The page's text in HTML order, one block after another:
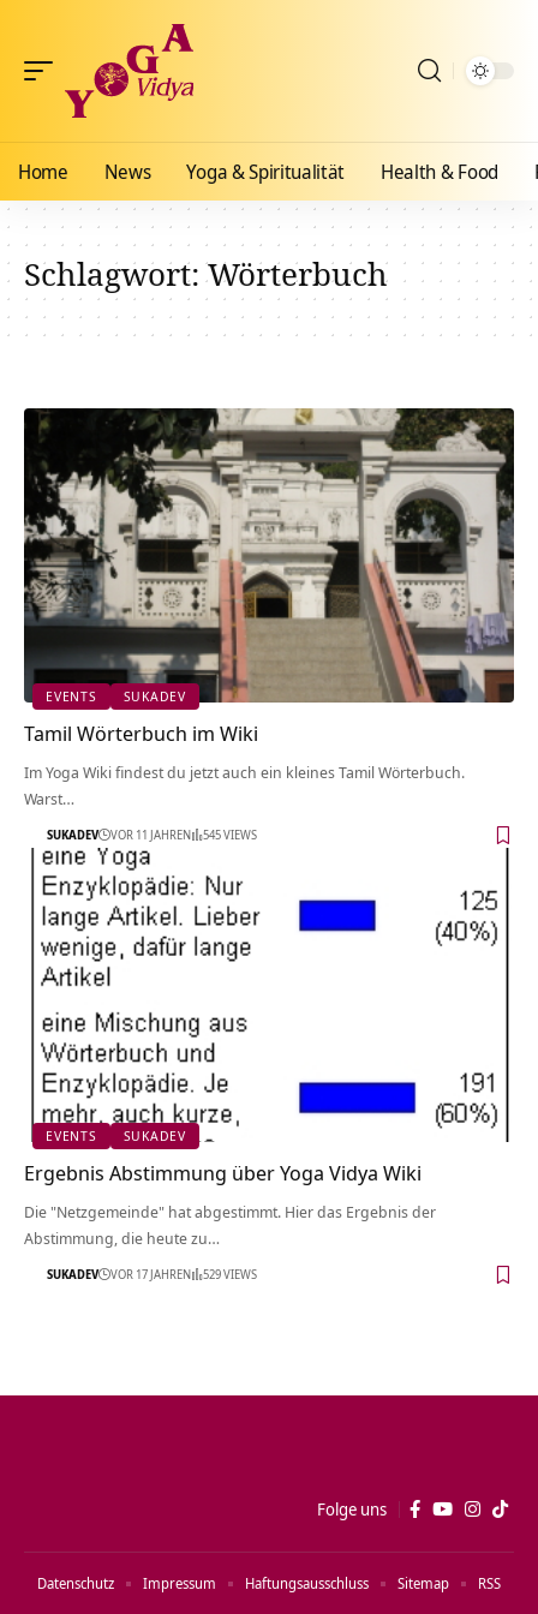
Home News Yoga & Spiritualität Health & Food
Schlagwort:Wörterbuch
EVENTS SUKADEV
Tamil Wörterbuch im Wiki
Im Yoga Wiki findest du jetzt auch ein kleines Tamil Wörterbuch.
Warst…
SUKADEV VOR 11 JAHREN 545 VIEWS
EVENTS SUKADEV
Ergebnis Abstimmung über Yoga Vidya Wiki
Die "Netzgemeinde" hat abgestimmt. Hier das Ergebnis der
Abstimmung, die heute zu…
SUKADEV VOR 17 JAHREN 529 VIEWS
Folge uns
Datenschutz Impressum Haftungsausschluss Sitemap RSS